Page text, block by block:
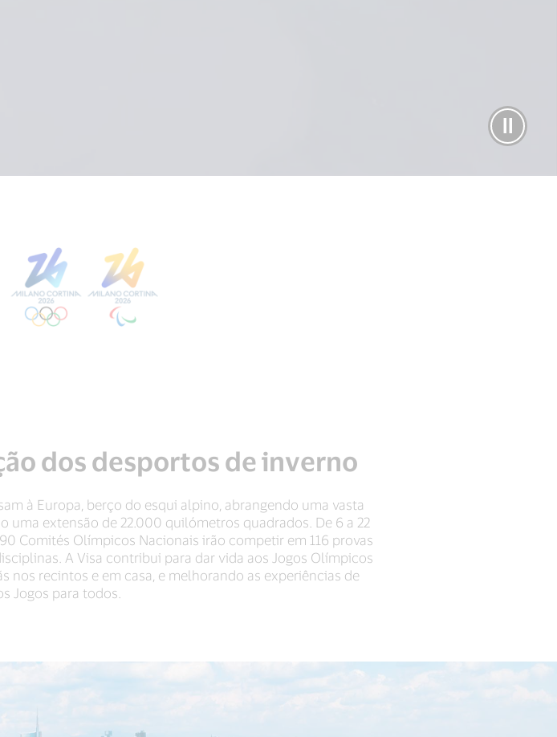
dos desportos de inverno
à Europa, berço do esqui alpino, abrangendo uma vasta
extensão de 22.000 quilómetros quadrados. De 6 a 22
Comités Olímpicos Nacionais irão competir em 116 provas
A Visa contribui para dar vida aos Jogos Olímpicos
nos recintos e em casa, e melhorando as experiências de
Jogos para todos.